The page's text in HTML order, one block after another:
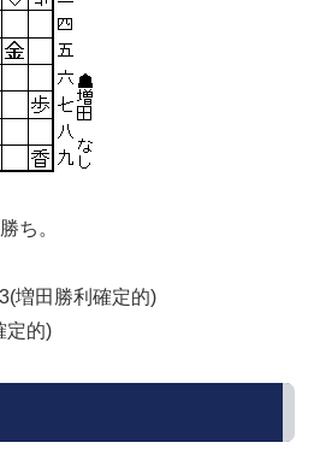
ち。
増田勝利確定的)
定的)